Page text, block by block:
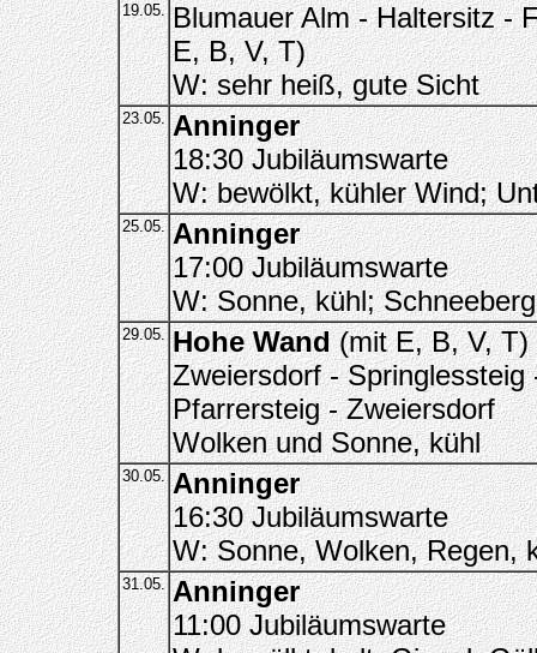
19.05. Blumauer Alm - Haltersitz -
E, B, V, T)
W: sehr heiß, gute Sicht
23.05. Anninger
18:30 Jubiläumswarte
W: bewölkt, kühler Wind;
25.05. Anninger
17:00 Jubiläumswarte
W: Sonne, kühl;
29.05. Hohe Wand(mit E, B, V, T)
Zweiersdorf -
Pfarrersteig - Zweiersdorf
Wolken und Sonne, kühl
30.05. Anninger
16:30 Jubiläumswarte
W: Sonne, Wolken, Regen,
31.05. Anninger
11:00 Jubiläumswarte